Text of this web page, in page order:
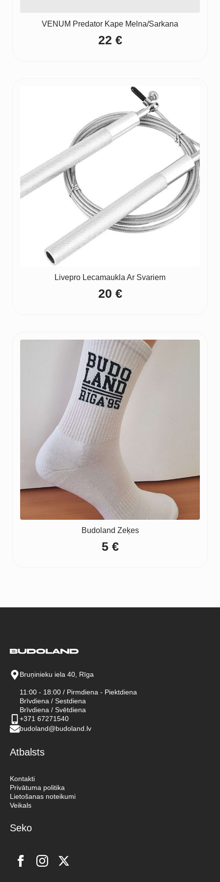
VENUM Predator Kape Melna/Sarkana
22 €
Livepro Lecamaukla Ar Svariem
20 €
Budoland Zeķes
5 €
Bruņinieku iela 40, Rīga
11:00 - 18:00 / Pirmdiena - Piektdiena
Brīvdiena / Sestdiena
Brīvdiena / Svētdiena
+371 67271540
budoland@budoland.lv
Atbalsts
Kontakti
Privātuma politika
Lietošanas noteikumi
Veikals
Seko